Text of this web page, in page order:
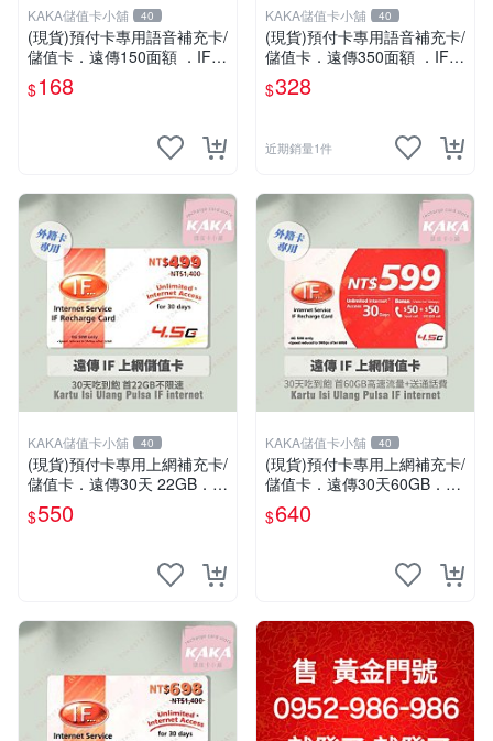
KAKA儲值卡小舖 40
(現貨)預付卡專用語音補充卡/
儲值卡．遠傳150面額 ．IF 1
50 [KAKA儲值卡小舖]
$168
KAKA儲值卡小舖 40
(現貨)預付卡專用語音補充卡/
儲值卡．遠傳350面額 ．IF 3
50 [KAKA儲值卡小舖]
$328
近期銷量1件
KAKA儲值卡小舖 40
(現貨)預付卡專用上網補充卡/
儲值卡．遠傳30天 22GB．上
網吃到飽．IF499．遠傳外籍
可儲 [KAKA儲值卡小舖]
$550
KAKA儲值卡小舖 40
(現貨)預付卡專用上網補充卡/
儲值卡．遠傳30天60GB．上
網吃到飽．IF599．遠傳外籍
可儲 [KAKA儲值卡小舖]
$640